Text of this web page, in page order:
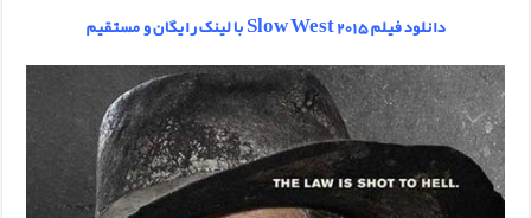
دانلود فیلم Slow West 2015 با لینک رایگان و مستقیم